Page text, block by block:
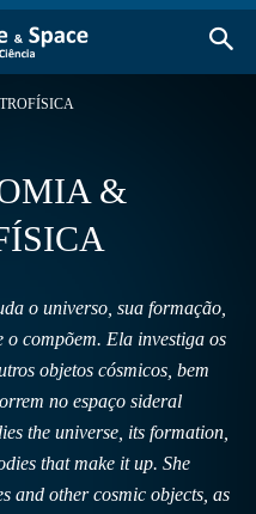
&
o universo, sua formação,
o compõem. Ela investiga os
objetos cósmicos, bem
no espaço sideral
the universe, its formation,
that make it up. She
and other cosmic objects, as